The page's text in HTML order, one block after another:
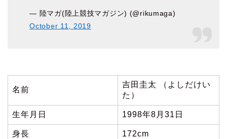
— 陸マガ(陸上競技マガジン) (@rikumaga)
October 11, 2019
名前
吉田圭太 （よしだけい
た）
生年月日 1998年8月31日
身長 172cm